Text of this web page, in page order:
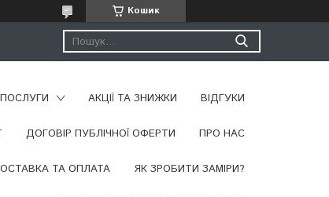
Кошик
АКЦІЇ ТА ЗНИЖКИ ВІДГУКИ
ДОГОВІР ПУБЛІЧНОЇ ОФЕРТИ ПРО НАС
ТА ОПЛАТА ​ЯК ЗРОБИТИ ЗАМІРИ?